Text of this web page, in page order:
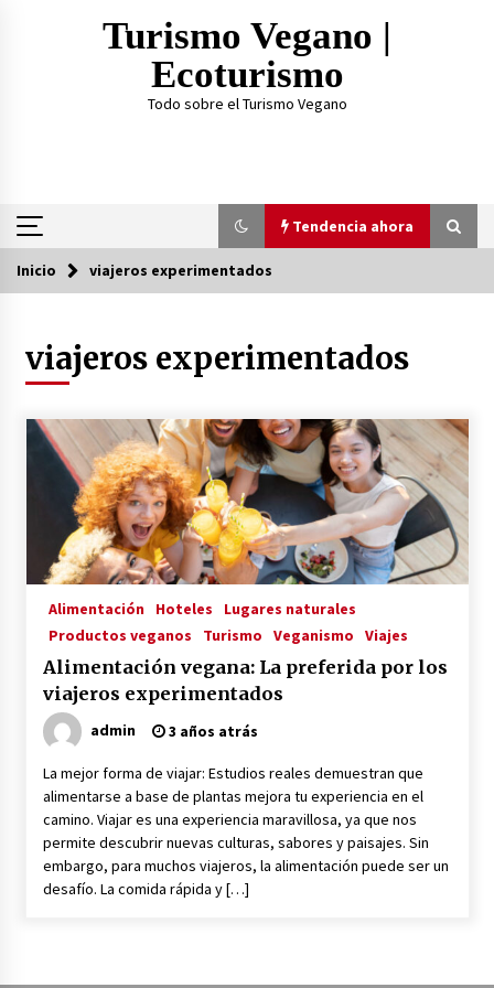
Turismo Vegano |
Ecoturismo
Todo sobre el Turismo Vegano
Tendencia ahora
Tendencia ahora
¿Practicar Yogan y ser Vegano es lo mismo? Te
lo explicamos acá
TOP 3: Mejores Proteínas Veganas 2023
3 años atrás
La Primera Maquina Casera para Crear Carne
Vegetal
3 años atrás
el Mundo Empresarial Vegano
3 años atrás
Viajar en moto por Colombia
3 años atrás
Inicio viajeros experimentados
viajeros experimentados
Alimentación Hoteles
Lugares naturales
Productos veganos
Turismo Veganismo Viajes
Alimentación vegana: La preferida por los
viajeros experimentados
admin 3 años atrás
La mejor forma de viajar: Estudios reales demuestran que
alimentarse a base de plantas mejora tu experiencia en el
camino. Viajar es una experiencia maravillosa, ya que nos
permite descubrir nuevas culturas, sabores y paisajes. Sin
embargo, para muchos viajeros, la alimentación puede ser un
desafío. La comida rápida y […]